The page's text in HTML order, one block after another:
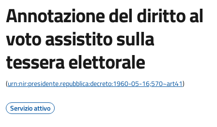
Annotazione del diritto al
voto assistito sulla
tessera elettorale
(urn:nir:presidente.repubblica:decreto:1960-05-16;570~art41)
Servizio attivo